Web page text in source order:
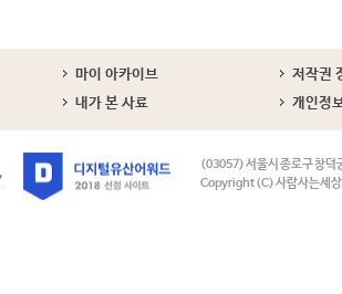
마이 아카이브
저작권
내가 본 사료 개인정
(03057) 서울시 종로구 창덕
Copyright (C) 사람사는세